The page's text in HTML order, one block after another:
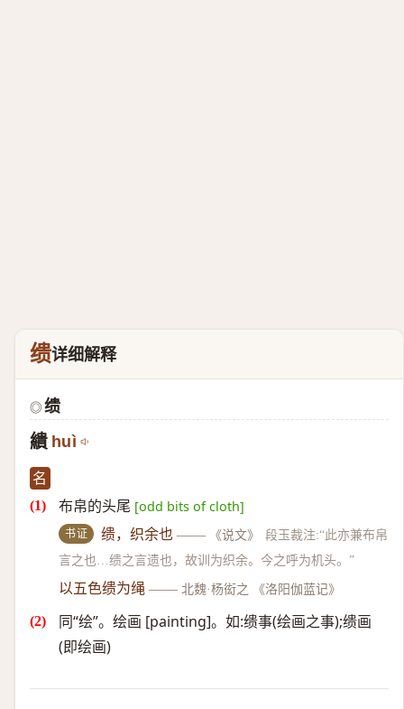
缋详细解释
◎ 缋
繢 huì
名
布帛的头尾 [odd bits of cloth]
书证 缋，织余也 —— 《说文》
段玉裁注:“此亦兼布帛
言之也…缋之言遗也，故训为织余。今之呼为机头。”
以五色缋为绳 —— 北魏·杨衒之 《洛阳伽蓝记》
同“绘”。绘画 [painting]。如:缋事(绘画之事);缋画
(即绘画)